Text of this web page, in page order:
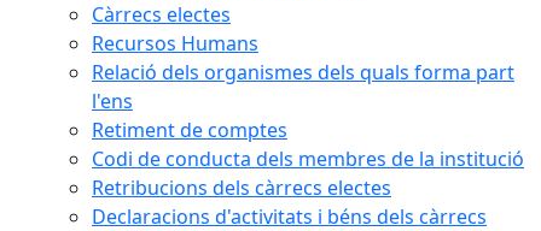
Càrrecs electes
Recursos Humans
Relació dels organismes dels quals forma part
l'ens
Retiment de comptes
Codi de conducta dels membres de la institució
Retribucions dels càrrecs electes
Declaracions d'activitats i béns dels càrrecs